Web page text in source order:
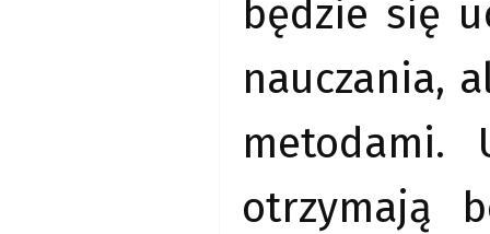
będzie się
nauczania,
metodami.
otrzymają